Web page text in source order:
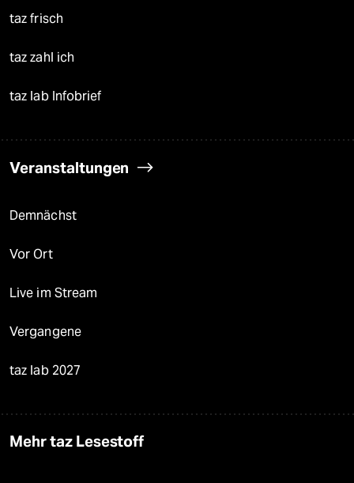
taz frisch
taz zahl ich
taz lab Infobrief
Veranstaltungen
Demnächst
Vor Ort
Live im Stream
Vergangene
taz lab 2027
Mehr taz Lesestoff